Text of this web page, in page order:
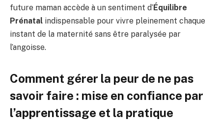
future maman accède à un sentiment d’Équilibre
Prénatal indispensable pour vivre pleinement chaque
instant de la maternité sans être paralysée par
l’angoisse.
Comment gérer la peur de ne pas
savoir faire : mise en confiance par
l’apprentissage et la pratique